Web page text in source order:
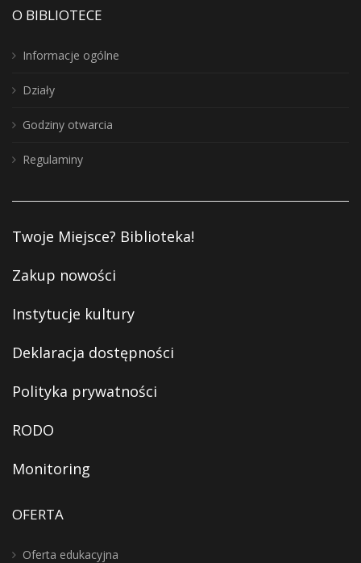
O BIBLIOTECE
Informacje ogólne
Działy
Godziny otwarcia
Regulaminy
Twoje Miejsce? Biblioteka!
Zakup nowości
Instytucje kultury
Deklaracja dostępności
Polityka prywatności
RODO
Monitoring
OFERTA
Oferta edukacyjna